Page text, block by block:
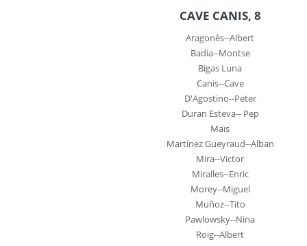
CAVE CANIS, 8
Aragonès--Albert
Badia--Montse
Bigas Luna
Canis--Cave
D'Agostino--Peter
Duran Esteva-- Pep
Maïs
Martínez Gueyraud--Alban
Mira--Victor
Miralles--Enric
Morey--Miguel
Muñoz--Tito
Pawlowsky--Nina
Roig--Albert